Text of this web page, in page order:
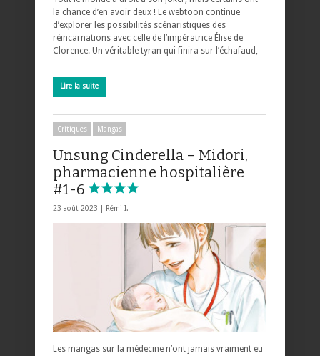
la chance d’en avoir deux ! Le webtoon continue
d’explorer les possibilités scénaristiques des
réincarnations avec celle de l’impératrice Élise de
Clorence. Un véritable tyran qui finira sur l’échafaud,
…
Lire la suite
Critiques Mangas
Unsung Cinderella – Midori,
pharmacienne hospitalière
#1-6
23 août 2023 | Rémi I.
Les mangas sur la médecine n’ont jamais vraiment eu